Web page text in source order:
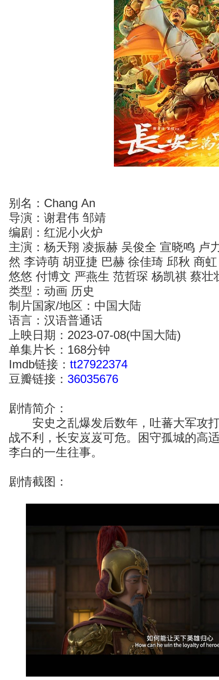
别名：Chang An
导演：谢君伟 邹靖
编剧：红泥小火炉
主演：杨天翔 凌振赫 吴俊全 宣晓鸣 卢
然 李诗萌 胡亚捷 巴赫 徐佳琦 邱秋 商
悠悠 付博文 严燕生 范哲琛 杨凯祺 蔡
类型：动画 历史
制片国家/地区：中国大陆
语言：汉语普通话
上映日期：2023-07-08(中国大陆)
单集片长：168分钟
Imdb链接： tt27922374
豆瓣链接： 36035676
剧情简介：
安史之乱爆发后数年，吐蕃大军攻打
战不利，长安岌岌可危。困守孤城的高
李白的一生往事。
剧情截图：